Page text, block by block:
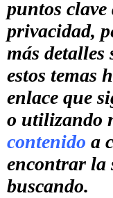
puntos
privacidad,
más detalles
estos temas
enlace que
o utilizando
contenido a
encontrar la
buscando.